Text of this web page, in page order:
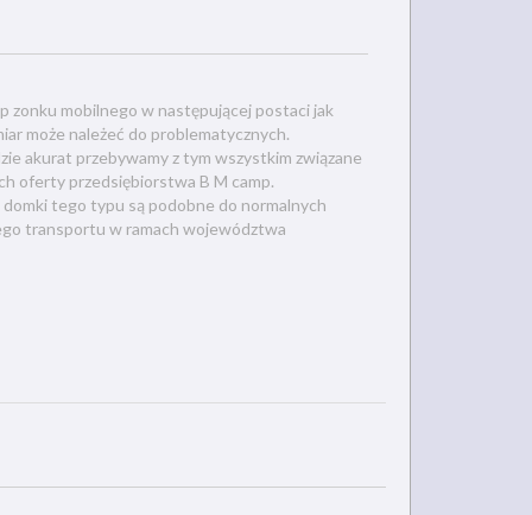
zonku mobilnego w następującej postaci jak
może należeć do problematycznych.
akurat przebywamy z tym wszystkim związane
oferty przedsiębiorstwa B M camp.
tego typu są podobne do normalnych
transportu w ramach województwa